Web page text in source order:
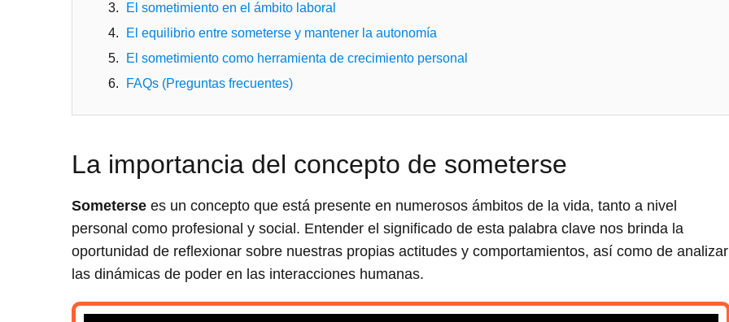
El sometimiento en el ámbito laboral
El equilibrio entre someterse y mantener la autonomía
El sometimiento como herramienta de crecimiento personal
FAQs (Preguntas frecuentes)
La importancia del concepto de someterse
Someterse es un concepto que está presente en numerosos ámbitos de la vida, tanto a nivel
personal como profesional y social. Entender el significado de esta palabra clave nos brinda la
oportunidad de reflexionar sobre nuestras propias actitudes y comportamientos, así como de analizar
las dinámicas de poder en las interacciones humanas.